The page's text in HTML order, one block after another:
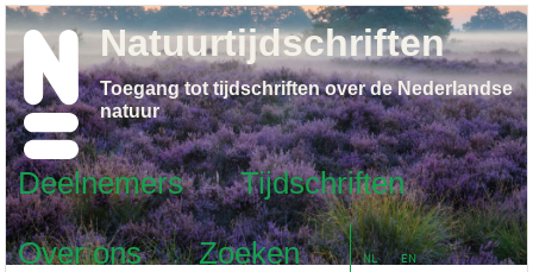
Deelnemers
Tijdschriften
Over ons
Zoeken NL EN
Natuurtijdschriften
Toegang tot tijdschriften over de Nederlandse
natuur